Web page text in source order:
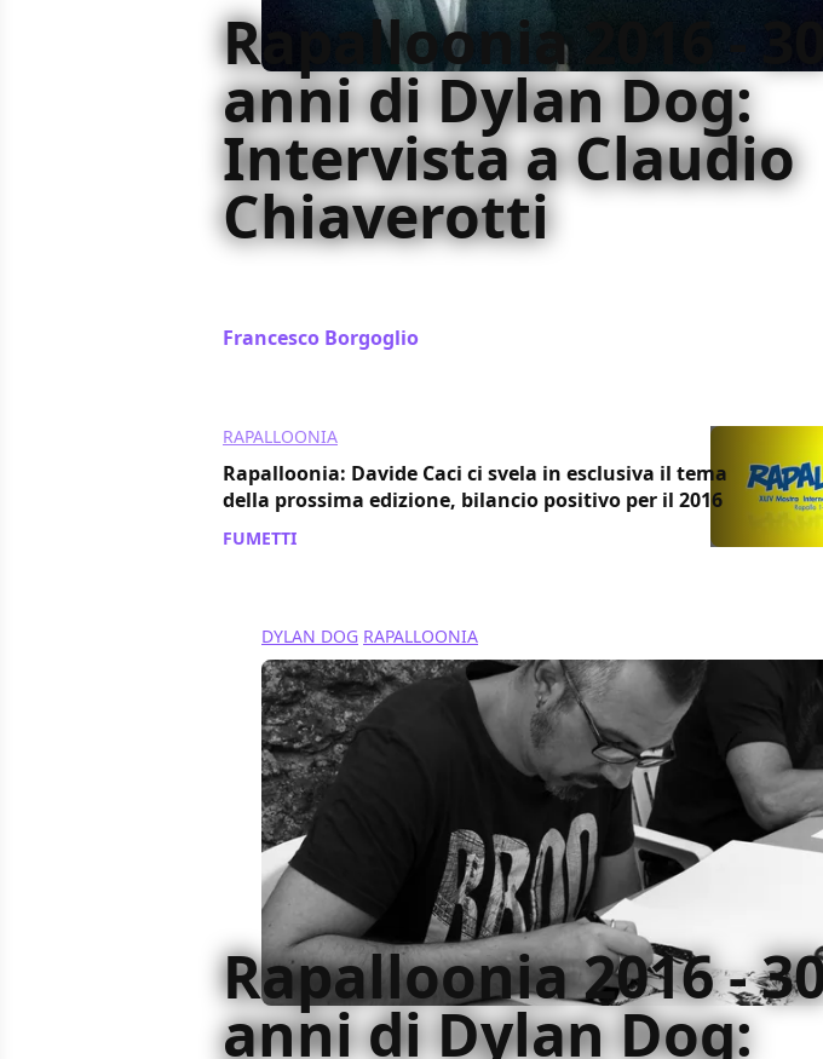
Rapalloonia 2016 - 30
anni di Dylan Dog:
Intervista a Claudio
Chiaverotti
Francesco Borgoglio
RAPALLOONIA
Rapalloonia: Davide Caci ci svela in esclusiva il tema
della prossima edizione, bilancio positivo per il 2016
FUMETTI
DYLAN DOG RAPALLOONIA
Rapalloonia 2016 -
anni di Dylan Dog: